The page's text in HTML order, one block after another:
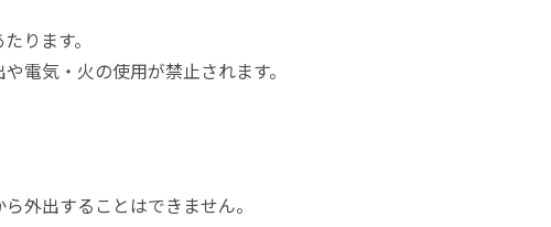
ります。
電気・火の使用が禁止されます。
外出することはできません。